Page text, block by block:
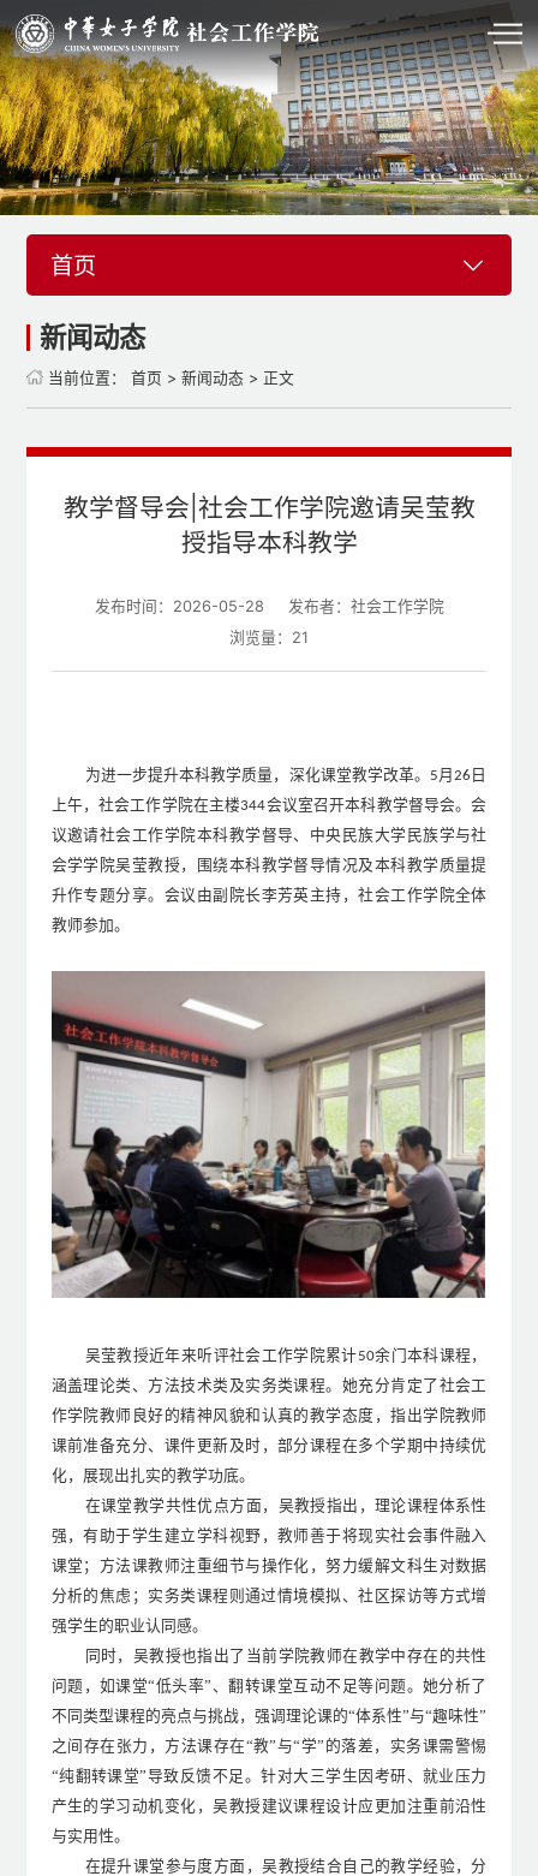
首页
新闻动态
当前位置： 首页 > 新闻动态 > 正文
教学督导会|社会工作学院邀请吴莹教
授指导本科教学
发布时间：2026-05-28
发布者：社会工作学院
浏览量： 21
为进一步提升本科教学质量，深化课堂教学改革。5月26 日
上午，社会工作学院在主楼344会议室召开本科教学督导会。会
议邀请社会工作学院本科教学督导、中央民族大学民族学与社
会学学院吴莹教授，围绕本科教学督导情况及本科教学质量提
升作专题分享。会议由副院长李芳英主持，社会工作学院全体
教师参加。
吴莹教授近年来听评社会工作学院累计50余门本科课程，
涵盖理论类、方法技术类及实务类课程。她充分肯定了社会工
作学院教师良好的精神风貌和认真的教学态度，指出学院教师
课前准备充分、课件更新及时，部分课程在多个学期中持续优
化，展现出扎实的教学功底。
在课堂教学共性优点方面，吴教授指出，理论课程体系性
强，有助于学生建立学科视野，教师善于将现实社会事件融入
课堂；方法课教师注重细节与操作化，努力缓解文科生对数据
分析的焦虑；实务类课程则通过情境模拟、社区探访等方式增
强学生的职业认同感。
同时，吴教授也指出了当前学院教师在教学中存在的共性
问题，如课堂“低头率”、翻转课堂互动不足等问题。她分析了
不同类型课程的亮点与挑战，强调理论课的“体系性”与“趣味性”
之间存在张力，方法课存在“教”与“学”的落差，实务课需警惕
“纯翻转课堂”导致反馈不足。针对大三学生因考研、就业压力
产生的学习动机变化，吴教授建议课程设计应更加注重前沿性
与实用性。
在提升课堂参与度方面，吴教授结合自己的教学经验，分